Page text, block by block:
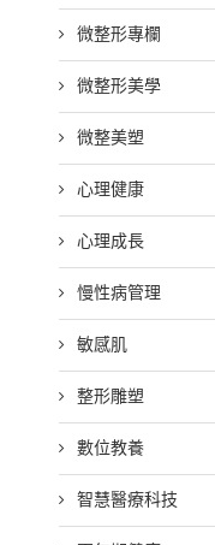
微整形專欄
微整形美學
微整美塑
心理健康
心理成長
慢性病管理
敏感肌
整形雕塑
數位教養
智慧醫療科技